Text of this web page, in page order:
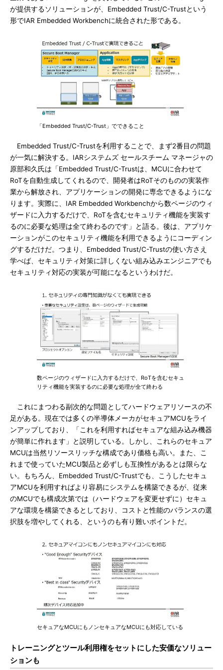
が提供するソリューションが、Embedded Trust/C-Trustという
形でIAR Embedded Workbenchに統合された形である。
「Embedded Trust/C-Trust」でできること
Embedded Trust/C-Trustを利用することで、まず2番目の問題
が一気に解決する。IARシステムズ セールスチーム マネージャの
原部和久氏は「Embedded Trust/C-Trustは、MCUに合わせて
RoTを自動生成してくれるので、開発者はRoTそのものの実装作
業から解放され、アプリケーションの開発に専念できるようにな
ります。実際に、IAR Embedded Workbenchから数ページのウィ
ザードに入力するだけで、RoTを含むセキュリティ機能を実装す
るのに必要な処理は全て終わるのです」と語る。後は、アプリケ
ーションがこのセキュリティ機能を利用できるようにコーディン
グするだけだ。つまり、Embedded Trust/C-Trustの使い方さえ
学べば、セキュリティ対策に詳しくない組み込みエンジニアでも
セキュリティ対応の実装が可能になるというわけだ。
数ページのウィザードに入力するだけで、RoTを含むセキュ
リティ機能を実装するのに必要な処理が全て終わる
これにまつわる副次的な問題としてハードウェアリソースの不
足がある。現在では多くの半導体メーカがセキュアMCUをライ
ンアップしており、「これを利用すればセキュアな組み込み機器
が簡単に作れます」と説明している。しかし、これらのセキュア
MCUは当然リソースリッチな構成であり価格も高い。また、こ
れまで使っていたMCU製品と必ずしも互換性があるとは限らな
い。もちろん、Embedded Trust/C-Trustでも、こうしたセキュ
アMCUを利用すればより容易にシステムを構築できるが、従来
のMCUでも構成次第では（ハードウェアを変更せずに）セキュ
アな環境を構築できるとしており、コストと性能のバランスの選
択肢を増やしてくれる、というのも有り難いポイントだ。
セキュアなMCUにもノンセキュアなMCUにも対応している
トレーニングとツール利用権をセットにした安価なソリュー
ションも